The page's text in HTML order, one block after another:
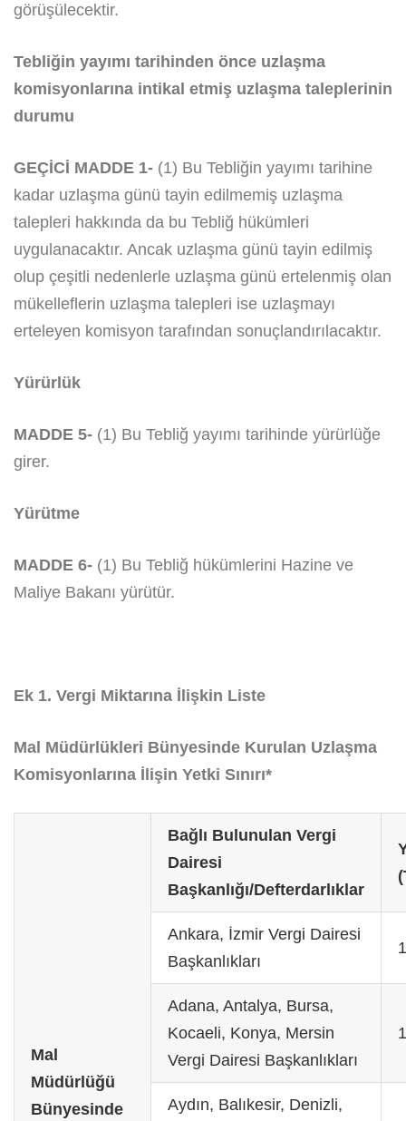
görüşülecektir.
Tebliğin yayımı tarihinden önce uzlaşma
komisyonlarına intikal etmiş uzlaşma taleplerinin
durumu
GEÇİCİ MADDE 1- (1) Bu Tebliğin yayımı tarihine
kadar uzlaşma günü tayin edilmemiş uzlaşma
talepleri hakkında da bu Tebliğ hükümleri
uygulanacaktır. Ancak uzlaşma günü tayin edilmiş
olup çeşitli nedenlerle uzlaşma günü ertelenmiş olan
mükelleflerin uzlaşma talepleri ise uzlaşmayı
erteleyen komisyon tarafından sonuçlandırılacaktır.
Yürürlük
MADDE 5- (1) Bu Tebliğ yayımı tarihinde yürürlüğe
girer.
Yürütme
MADDE 6- (1) Bu Tebliğ hükümlerini Hazine ve
Maliye Bakanı yürütür.
Ek 1. Vergi Miktarına İlişkin Liste
Mal Müdürlükleri Bünyesinde Kurulan Uzlaşma
Komisyonlarına İlişin Yetki Sınırı*
Mal
Müdürlüğü
Bünyesinde
Bağlı Bulunulan Vergi
Dairesi
Başkanlığı/Defterdarlıklar
Ankara, İzmir Vergi Dairesi
Başkanlıkları
Adana, Antalya, Bursa,
Kocaeli, Konya, Mersin
Vergi Dairesi Başkanlıkları
Aydın, Balıkesir, Denizli,